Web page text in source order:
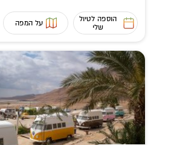
הוספה לטיול
שלי
על המפה